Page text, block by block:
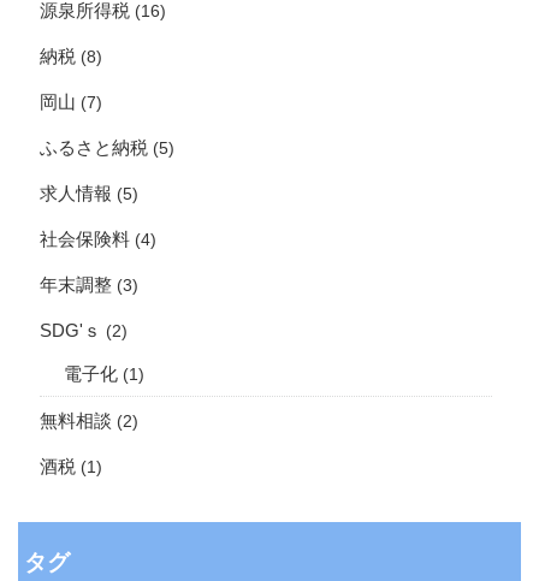
源泉所得税 (16)
納税 (8)
岡山 (7)
ふるさと納税 (5)
求人情報 (5)
社会保険料 (4)
年末調整 (3)
SDG'ｓ (2)
電子化 (1)
無料相談 (2)
酒税 (1)
タグ